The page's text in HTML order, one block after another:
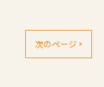
次のページ >